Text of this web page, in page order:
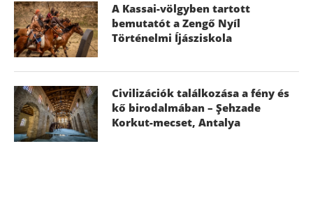
A Kassai-völgyben tartott
bemutatót a Zengő Nyíl
Történelmi Íjásziskola
Civilizációk találkozása a fény és
kő birodalmában – Şehzade
Korkut-mecset, Antalya